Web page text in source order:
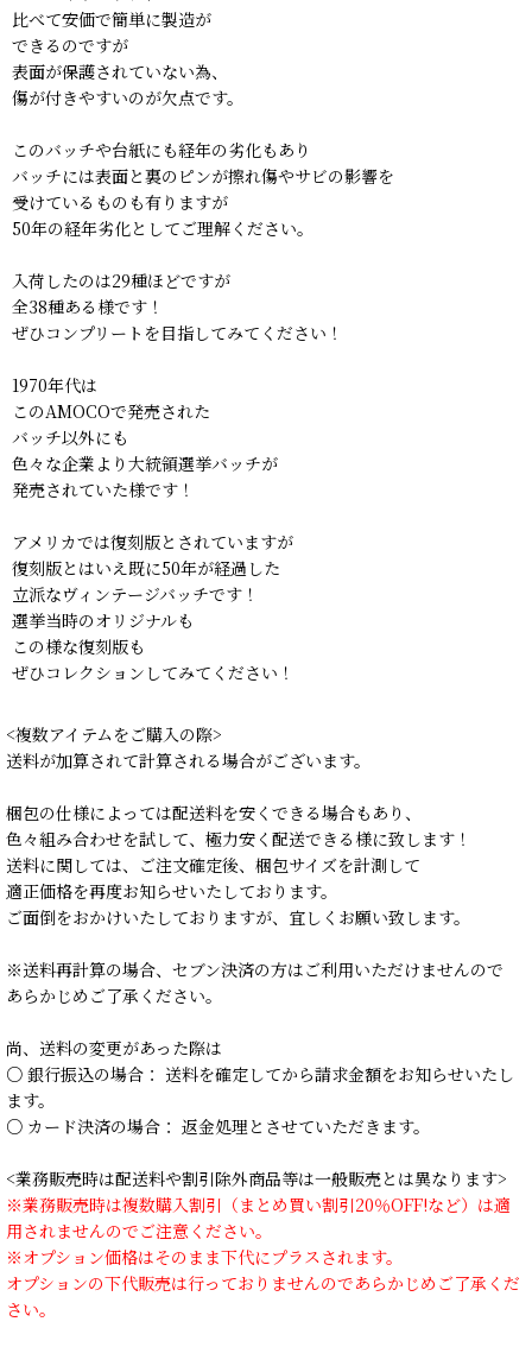
比べて安価で簡単に製造が
できるのですが
表面が保護されていない為、
傷が付きやすいのが欠点です。
このバッチや台紙にも経年の劣化もあり
バッチには表面と裏のピンが擦れ傷やサビの影響を
受けているものも有りますが
50年の経年劣化としてご理解ください。
入荷したのは29種ほどですが
全38種ある様です！
ぜひコンプリートを目指してみてください！
1970年代は
このAMOCOで発売された
バッチ以外にも
色々な企業より大統領選挙バッチが
発売されていた様です！
アメリカでは復刻版とされていますが
復刻版とはいえ既に50年が経過した
立派なヴィンテージバッチです！
選挙当時のオリジナルも
この様な復刻版も
ぜひコレクションしてみてください！
<複数アイテムをご購入の際>
送料が加算されて計算される場合がございます。
梱包の仕様によっては配送料を安くできる場合もあり、
色々組み合わせを試して、極力安く配送できる様に致します！
送料に関しては、ご注文確定後、梱包サイズを計測して
適正価格を再度お知らせいたしております。
ご面倒をおかけいたしておりますが、宜しくお願い致します。
※送料再計算の場合、セブン決済の方はご利用いただけませんので
あらかじめご了承ください。
尚、送料の変更があった際は
○ 銀行振込の場合： 送料を確定してから請求金額をお知らせいたし
ます。
○ カード決済の場合： 返金処理とさせていただきます。
<業務販売時は配送料や割引除外商品等は一般販売とは異なります>
※業務販売時は複数購入割引（まとめ買い割引20％OFF!など）は適
用されませんのでご注意ください。
※オプション価格はそのまま下代にプラスされます。
オプションの下代販売は行っておりませんのであらかじめご了承くだ
さい。